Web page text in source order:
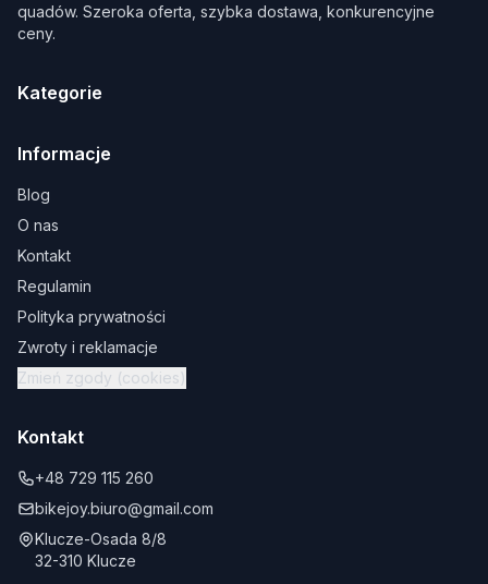
quadów. Szeroka oferta, szybka dostawa, konkurencyjne
ceny.
Kategorie
Informacje
Blog
O nas
Kontakt
Regulamin
Polityka prywatności
Zwroty i reklamacje
Zmień zgody (cookies)
Kontakt
+48 729 115 260
bikejoy.biuro@gmail.com
Klucze-Osada 8/8
32-310 Klucze